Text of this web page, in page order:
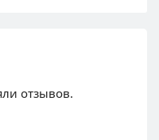
отзывов.